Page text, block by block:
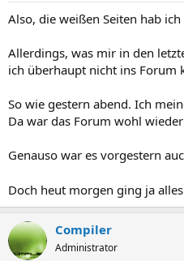
Also, die weißen Seiten hab
Allerdings, was mir in den
ich überhaupt nicht ins Forum
So wie gestern abend. Ich
Da war das Forum wohl
Genauso war es vorgestern
Doch heut morgen ging ja
Compiler
Administrator